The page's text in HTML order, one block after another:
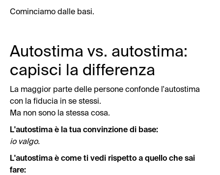
Cominciamo dalle basi.
Autostima vs. autostima:
capisci la differenza
La maggior parte delle persone confonde l'autostima
con la fiducia in se stessi.
Ma non sono la stessa cosa.
L'autostima è la tua convinzione di base:
io valgo.
L'autostima è come ti vedi rispetto a quello che sai
fare: